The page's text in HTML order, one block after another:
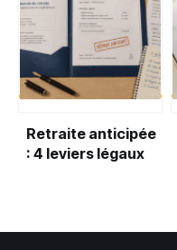
bancaires à saisir
Retraite anticipée
: 4 leviers légaux
pension